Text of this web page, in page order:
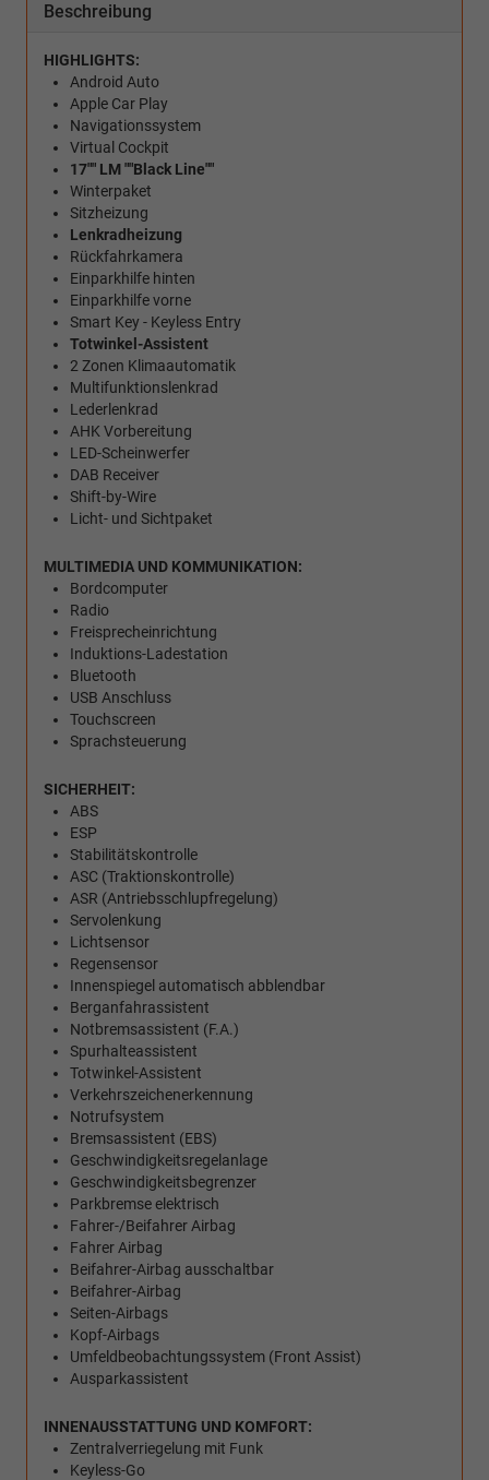
Beschreibung
HIGHLIGHTS:
Android Auto
Apple Car Play
Navigationssystem
Virtual Cockpit
17"" LM ""Black Line""
Winterpaket
Sitzheizung
Lenkradheizung
Rückfahrkamera
Einparkhilfe hinten
Einparkhilfe vorne
Smart Key - Keyless Entry
Totwinkel-Assistent
2 Zonen Klimaautomatik
Multifunktionslenkrad
Lederlenkrad
AHK Vorbereitung
LED-Scheinwerfer
DAB Receiver
Shift-by-Wire
Licht- und Sichtpaket
MULTIMEDIA UND KOMMUNIKATION:
Bordcomputer
Radio
Freisprecheinrichtung
Induktions-Ladestation
Bluetooth
USB Anschluss
Touchscreen
Sprachsteuerung
SICHERHEIT:
ABS
ESP
Stabilitätskontrolle
ASC (Traktionskontrolle)
ASR (Antriebsschlupfregelung)
Servolenkung
Lichtsensor
Regensensor
Innenspiegel automatisch abblendbar
Berganfahrassistent
Notbremsassistent (F.A.)
Spurhalteassistent
Totwinkel-Assistent
Verkehrszeichenerkennung
Notrufsystem
Bremsassistent (EBS)
Geschwindigkeitsregelanlage
Geschwindigkeitsbegrenzer
Parkbremse elektrisch
Fahrer-/Beifahrer Airbag
Fahrer Airbag
Beifahrer-Airbag ausschaltbar
Beifahrer-Airbag
Seiten-Airbags
Kopf-Airbags
Umfeldbeobachtungssystem (Front Assist)
Ausparkassistent
INNENAUSSTATTUNG UND KOMFORT:
Zentralverriegelung mit Funk
Keyless-Go